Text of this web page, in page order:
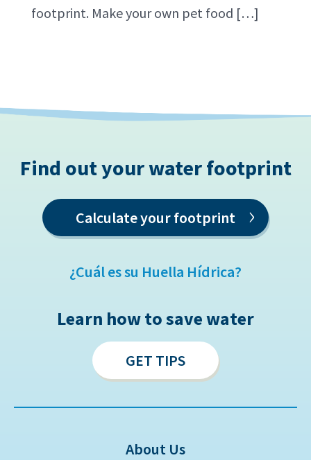
footprint. Make your own pet food […]
Find out your water footprint
Calculate your footprint ›
¿Cuál es su Huella Hídrica?
Learn how to save water
GET TIPS
About Us